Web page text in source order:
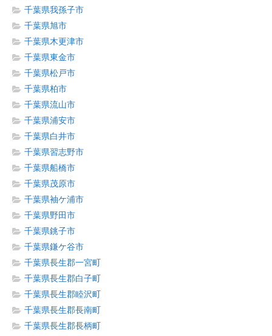
千葉県我孫子市
千葉県旭市
千葉県木更津市
千葉県東金市
千葉県松戸市
千葉県柏市
千葉県流山市
千葉県浦安市
千葉県白井市
千葉県習志野市
千葉県船橋市
千葉県茂原市
千葉県袖ケ浦市
千葉県野田市
千葉県銚子市
千葉県鎌ケ谷市
千葉県長生郡一宮町
千葉県長生郡白子町
千葉県長生郡睦沢町
千葉県長生郡長南町
千葉県長生郡長柄町